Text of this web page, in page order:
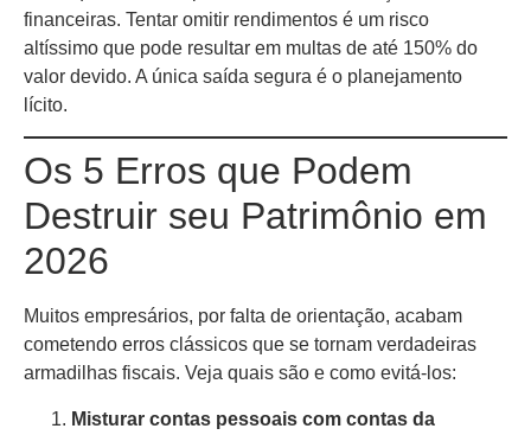
financeiras. Tentar omitir rendimentos é um risco
altíssimo que pode resultar em multas de até 150% do
valor devido. A única saída segura é o planejamento
lícito.
Os 5 Erros que Podem
Destruir seu Patrimônio em
2026
Muitos empresários, por falta de orientação, acabam
cometendo erros clássicos que se tornam verdadeiras
armadilhas fiscais. Veja quais são e como evitá-los:
Misturar contas pessoais com contas da